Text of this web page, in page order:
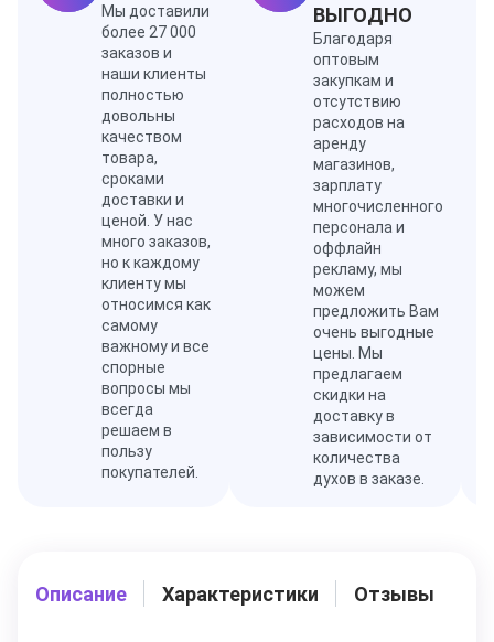
Мы доставили
более 27 000
заказов и
наши клиенты
полностью
довольны
качеством
товара,
сроками
доставки и
ценой. У нас
много заказов,
но к каждому
клиенту мы
относимся как
самому
важному и все
спорные
вопросы мы
всегда
решаем в
пользу
покупателей.
ВЫГОДНО
Благодаря
оптовым
закупкам и
отсутствию
расходов на
аренду
магазинов,
зарплату
многочисленного
персонала и
оффлайн
рекламу, мы
можем
предложить Вам
очень выгодные
цены. Мы
предлагаем
скидки на
доставку в
зависимости от
количества
духов в заказе.
Описание Характеристики Отзывы